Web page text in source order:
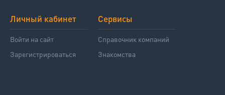
Личный кабинет
Войти на сайт
Зарегистрироваться
Сервисы
Справочник компаний
Знакомства